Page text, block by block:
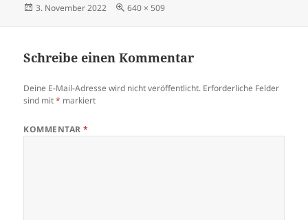
Veröffentlicht
3. November 2022 Originalgröße
640 × 509
Schreibe einen Kommentar
Deine E-Mail-Adresse wird nicht veröffentlicht. Erforderliche Felder
sind mit* markiert
KOMMENTAR*